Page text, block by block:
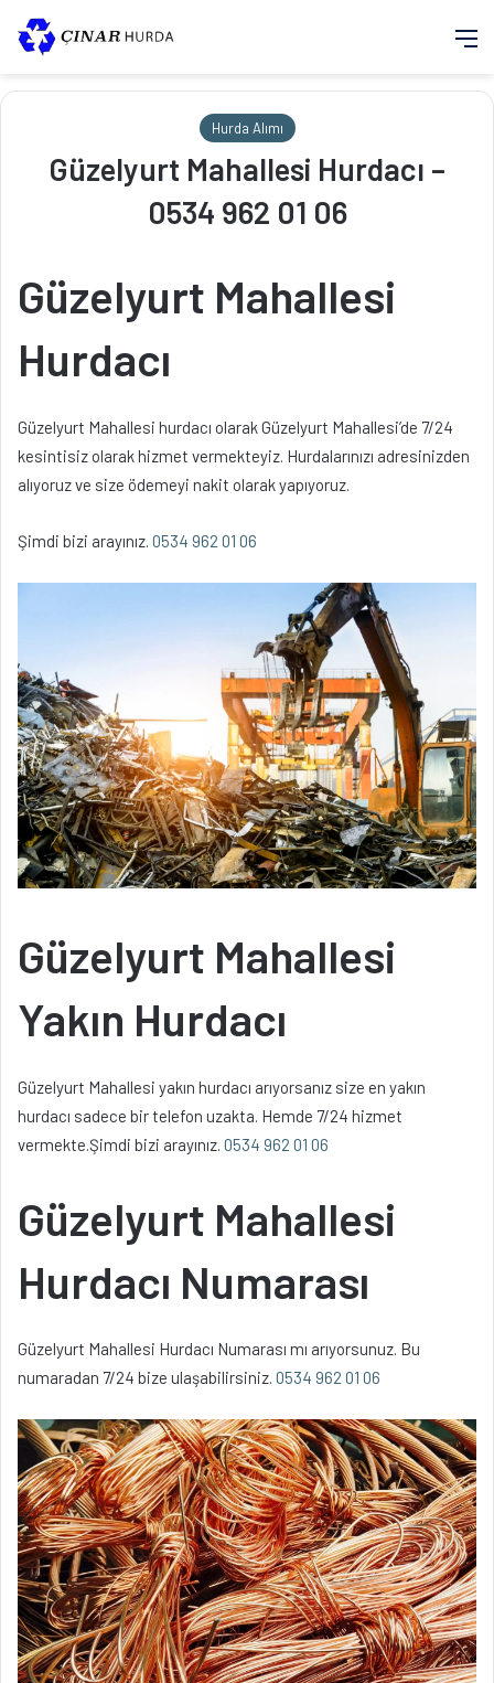
Hurda Alımı
Güzelyurt Mahallesi Hurdacı –
0534 962 01 06
Güzelyurt Mahallesi
Hurdacı
Güzelyurt Mahallesi hurdacı olarak Güzelyurt Mahallesi’de 7/24
kesintisiz olarak hizmet vermekteyiz. Hurdalarınızı adresinizden
alıyoruz ve size ödemeyi nakit olarak yapıyoruz.
Şimdi bizi arayınız. 0534 962 01 06
Güzelyurt Mahallesi
Yakın Hurdacı
Güzelyurt Mahallesi yakın hurdacı arıyorsanız size en yakın
hurdacı sadece bir telefon uzakta. Hemde 7/24 hizmet
vermekte.Şimdi bizi arayınız. 0534 962 01 06
Güzelyurt Mahallesi
Hurdacı Numarası
Güzelyurt Mahallesi Hurdacı Numarası mı arıyorsunuz. Bu
numaradan 7/24 bize ulaşabilirsiniz. 0534 962 01 06